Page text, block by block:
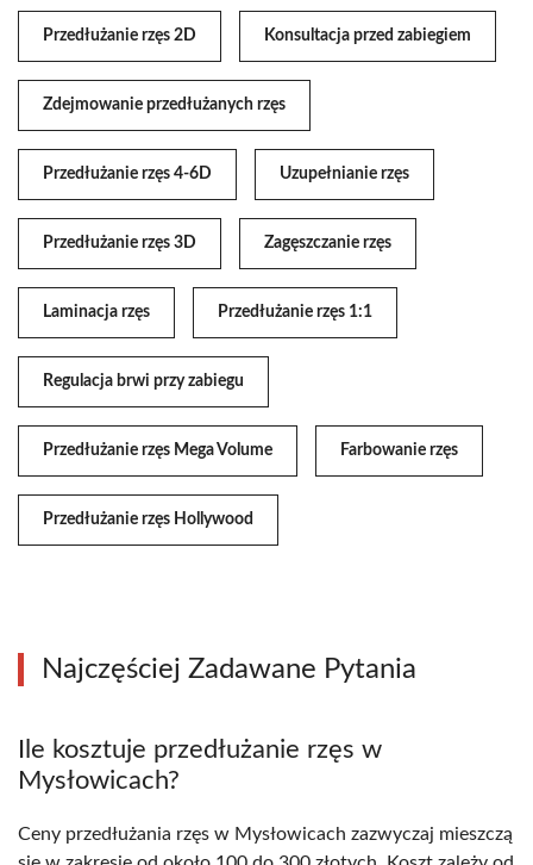
Przedłużanie rzęs 2D Konsultacja przed zabiegiem
Zdejmowanie przedłużanych rzęs
Przedłużanie rzęs 4-6D Uzupełnianie rzęs
Przedłużanie rzęs 3D Zagęszczanie rzęs
Laminacja rzęs Przedłużanie rzęs 1:1
Regulacja brwi przy zabiegu
Przedłużanie rzęs Mega Volume Farbowanie rzęs
Przedłużanie rzęs Hollywood
Najczęściej Zadawane Pytania
Ile kosztuje przedłużanie rzęs w
Mysłowicach?
Ceny przedłużania rzęs w Mysłowicach zazwyczaj mieszczą